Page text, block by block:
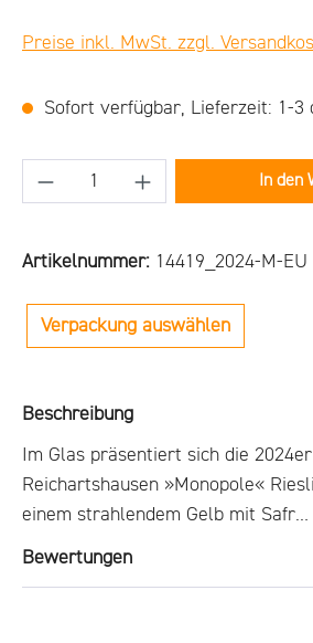
Preise inkl. MwSt. zzgl.
Sofort verfügbar, Lieferzeit: 1-3
Produkt Anzahl: Gib denIn den
Artikelnummer: 14419_2024-M-EU
Verpackung auswählen
Beschreibung
Im Glas präsentiert sich die
Reichartshausen »Monopole«
einem strahlendem Gelb mit Safr…
Bewertungen